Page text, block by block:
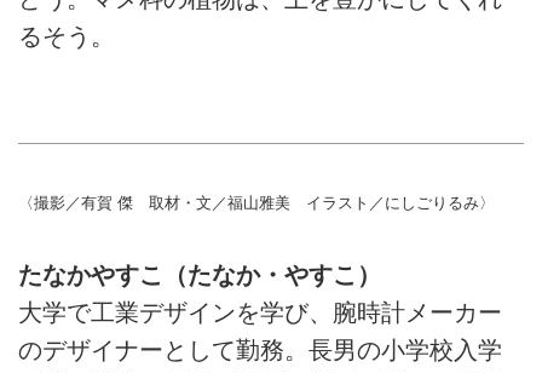
るそう。
〈撮影／有賀 傑 取材・文／福山雅美 イラスト／にしごりるみ〉
たなかやすこ（たなか・やすこ）
大学で工業デザインを学び、腕時計メーカー
のデザイナーとして勤務。長男の小学校入学